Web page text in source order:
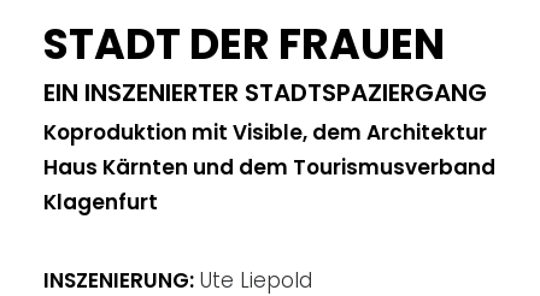
STADT DER FRAUEN
EIN INSZENIERTER STADTSPAZIERGANG
Koproduktion mit Visible, dem Architektur
Haus Kärnten und dem Tourismusverband
Klagenfurt
INSZENIERUNG: Ute Liepold